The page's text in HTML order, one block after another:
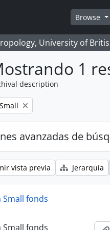
Browse
University of
1
description
avanzadas de
vista previa Jerarquía
Small fonds
Small fonds